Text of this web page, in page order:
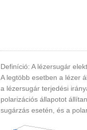
Definíció: A lézersugár
A legtöbb esetben a lézer
a lézersugár terjedési
polarizációs állapotot
sugárzás esetén, és a